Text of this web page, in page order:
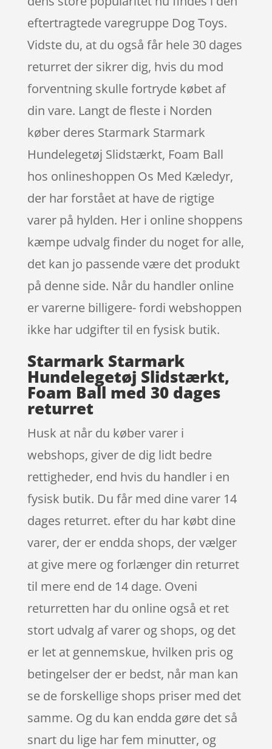
eftertragtede varegruppe Dog Toys.
Vidste du, at du også får hele 30 dages
returret der sikrer dig, hvis du mod
forventning skulle fortryde købet af
din vare. Langt de fleste i Norden
køber deres Starmark Starmark
Hundelegetøj Slidstærkt, Foam Ball
hos onlineshoppen Os Med Kæledyr,
der har forstået at have de rigtige
varer på hylden. Her i online shoppens
kæmpe udvalg finder du noget for alle,
det kan jo passende være det produkt
på denne side. Når du handler online
er varerne billigere- fordi webshoppen
ikke har udgifter til en fysisk butik.
Starmark Starmark
Hundelegetøj Slidstærkt,
Foam Ball med 30 dages
returret
Husk at når du køber varer i
webshops, giver de dig lidt bedre
rettigheder, end hvis du handler i en
fysisk butik. Du får med dine varer 14
dages returret. efter du har købt dine
varer, der er endda shops, der vælger
at give mere og forlænger din returret
til mere end de 14 dage. Oveni
returretten har du online også et ret
stort udvalg af varer og shops, og det
er let at gennemskue, hvilken pris og
betingelser der er bedst, når man kan
se de forskellige shops priser med det
samme. Og du kan endda gøre det så
snart du lige har fem minutter, og